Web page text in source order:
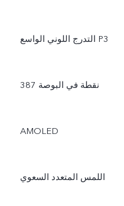
التدرج اللوني الواسع P3
AMOLED
اللمس المتعدد السعوي